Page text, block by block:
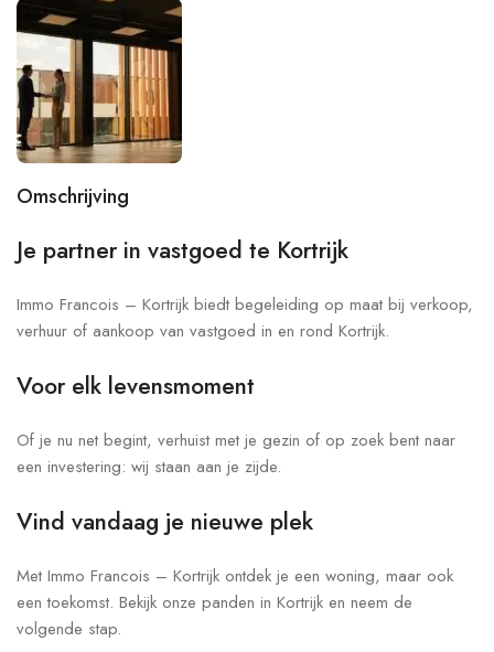
Omschrijving
Je partner in vastgoed te Kortrijk
Immo Francois – Kortrijk biedt begeleiding op maat bij verkoop,
verhuur of aankoop van vastgoed in en rond Kortrijk.
Voor elk levensmoment
Of je nu net begint, verhuist met je gezin of op zoek bent naar
een investering: wij staan aan je zijde.
Vind vandaag je nieuwe plek
Met Immo Francois – Kortrijk ontdek je een woning, maar ook
een toekomst. Bekijk onze panden in Kortrijk en neem de
volgende stap.